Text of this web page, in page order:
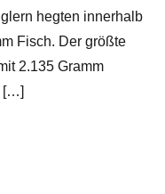
hegten innerhalb
Fisch. Der größte
2.135 Gramm
[…]